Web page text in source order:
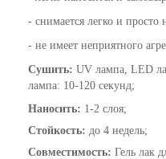
- снимается легко и просто
- не имеет неприятного
Сушить: UV лампа, LED
лампа: 10-120 секунд;
Наносить: 1-2 слоя;
Стойкость: до 4 недель;
Совместимость: Гель лак